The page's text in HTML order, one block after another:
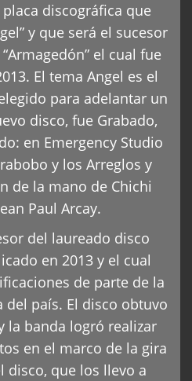
discográfica que
y que será el sucesor
el cual fue
El tema Angel es el
para adelantar un
disco, fue Grabado,
en Emergency Studio
y los Arreglos y
de la mano de Chichi
Paul Arcay.
del laureado disco
en 2013 y el cual
de parte de la
del país. El disco obtuvo
la banda logró realizar
en el marco de la gira
disco, que los llevo a